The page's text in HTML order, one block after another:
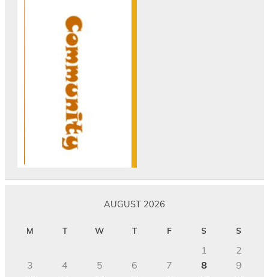
AUGUST 2026
M T W T F S S
1
2
3
4 5 6 7 8
9